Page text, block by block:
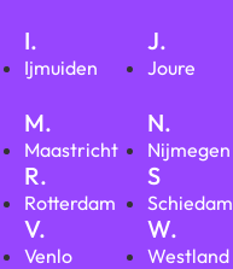
I.
Ijmuiden
J.
Joure
M.
Maastricht
N.
Nijmegen
R.
Rotterdam
S
Schiedam
V.
Venlo
W.
Westland